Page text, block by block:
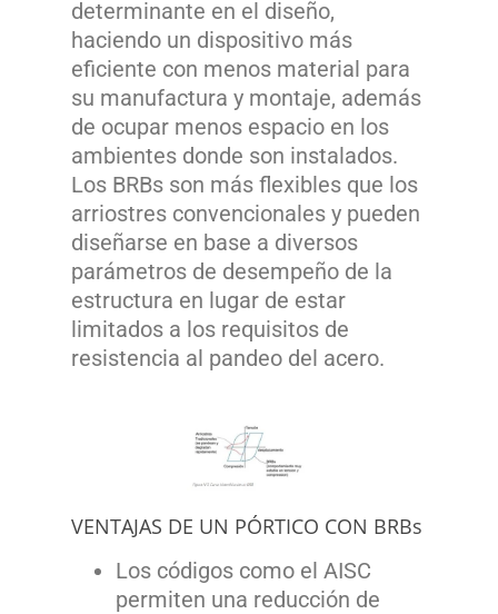
determinante en el diseño,
haciendo un dispositivo más
eficiente con menos material para
su manufactura y montaje, además
de ocupar menos espacio en los
ambientes donde son instalados.
Los BRBs son más flexibles que los
arriostres convencionales y pueden
diseñarse en base a diversos
parámetros de desempeño de la
estructura en lugar de estar
limitados a los requisitos de
resistencia al pandeo del acero.
VENTAJAS DE UN PÓRTICO CON BRBs
Los códigos como el AISC
permiten una reducción de